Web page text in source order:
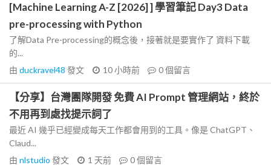
[Machine Learning A-Z [2026] ] 學習筆記 Day3 Data
pre-processing with Python
了解Data Pre-processing的概念後，接著就是要實作了 資料下載
的...
由 duckravel48 發文 10 小時前 0個留言
【分享】台灣團隊開發 免費 AI Prompt 管理網站，終於
不用再到處找提示詞了
最近 AI 幾乎已經變成每天工作都會用到的工具。像是 ChatGPT、
Claud...
由 nlstudio 發文 1 天前 0個留言